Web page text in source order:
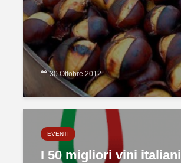
30 Ottobre 2012
EVENTI
I 50 migliori vini italiani